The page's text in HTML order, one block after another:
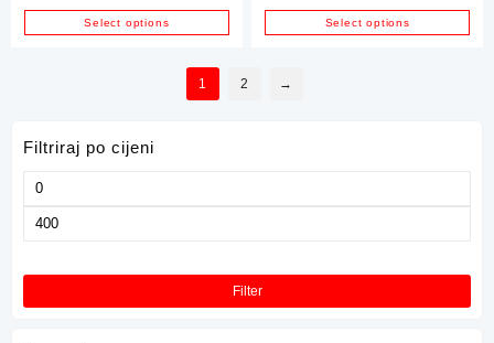
1050WH
Select options Select options
1 2 →
Filtriraj po cijeni
Minimalna
Maksimalna
Filter